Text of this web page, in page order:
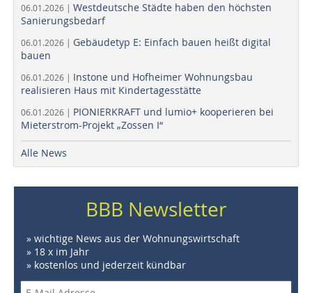
06.01.2026 | Westdeutsche Städte haben den höchsten
Sanierungsbedarf
06.01.2026 | Gebäudetyp E: Einfach bauen heißt digital
bauen
06.01.2026 | Instone und Hofheimer Wohnungsbau
realisieren Haus mit Kindertagesstätte
06.01.2026 | PIONIERKRAFT und lumio+ kooperieren bei
Mieterstrom-Projekt „Zossen I“
Alle News
BBB Newsletter
» wichtige News aus der Wohnungswirtschaft
» 18 x im Jahr
» kostenlos und jederzeit kündbar